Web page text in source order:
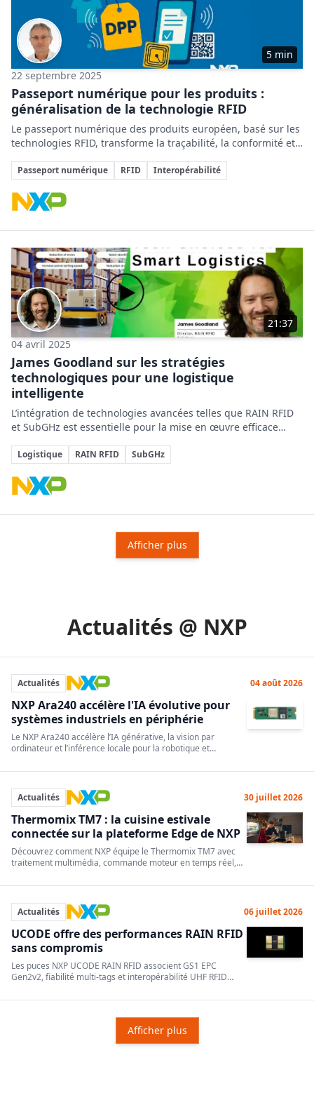
5 min
22 septembre 2025
Passeport numérique pour les produits :
généralisation de la technologie RFID
Le passeport numérique des produits européen, basé sur les
technologies RFID, transforme la traçabilité, la conformité et
Sujets clés
Passeport numérique RFID Interopérabilité
Entreprises impliquées
21:37
04 avril 2025
James Goodland sur les stratégies
technologiques pour une logistique
intelligente
L’intégration de technologies avancées telles que RAIN RFID
et SubGHz est essentielle pour la mise en œuvre efficace
d’approvisionnement complexes.
Sujets clés
Logistique RAIN RFID SubGHz
Entreprises impliquées
Afficher plus
Actualités @ NXP
Actualités 04 août 2026
NXP Ara240 accélère l'IA évolutive pour
systèmes industriels en périphérie
Le NXP Ara240 accélère l’IA générative, la vision par
ordinateur et l’inférence locale pour la robotique et
Actualités 30 juillet 2026
Thermomix TM7 : la cuisine estivale
connectée sur la plateforme Edge de NXP
Découvrez comment NXP équipe le Thermomix TM7 avec
traitement multimédia, commande moteur en temps réel,
Actualités 06 juillet 2026
UCODE offre des performances RAIN RFID
sans compromis
Les puces NXP UCODE RAIN RFID associent GS1 EPC
Gen2v2, fiabilité multi-tags et interopérabilité UHF RFID
Afficher plus